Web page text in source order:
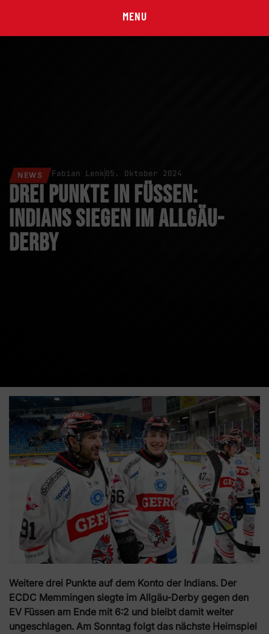
MENU
NEWS Fabian Lenk05. Oktober 2024
Drei Punkte in Füssen:
Indians siegen im Allgäu-
Derby
Weitere drei Punkte auf dem Konto der Indians. Der
ECDC Memmingen siegte im Allgäu-Derby gegen den
EV Füssen am Ende mit 6:2 und bleibt damit weiter
ungeschlagen. Am Sonntag folgt das nächste Heimspiel